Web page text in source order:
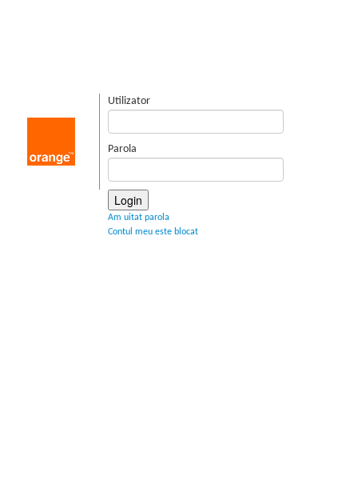
Utilizator
Parola
Login
Am uitat parola
Contul meu este blocat